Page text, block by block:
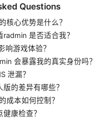
Questions
核心优势是什么？
是否适合我？
响游戏体验？
会暴露我的真实身份吗？
泄漏？
的差异有哪些？
成本如何控制？
康检查？